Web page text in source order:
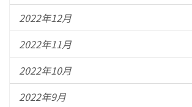
2022年12月
2022年11月
2022年10月
2022年9月